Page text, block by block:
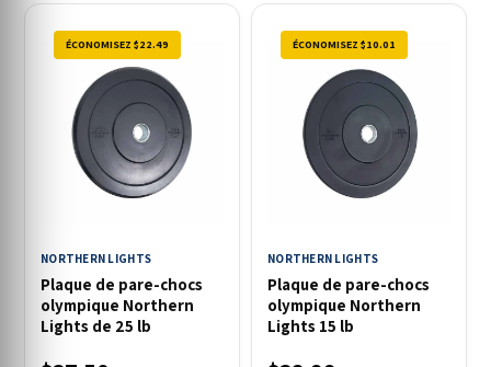
ÉCONOMISEZ $22.49
NORTHERN LIGHTS
Plaque de pare-chocs
olympique Northern
Lights de 25 lb
ÉCONOMISEZ $10.01
NORTHERN LIGHTS
Plaque de pare-chocs
olympique Northern
Lights 15 lb